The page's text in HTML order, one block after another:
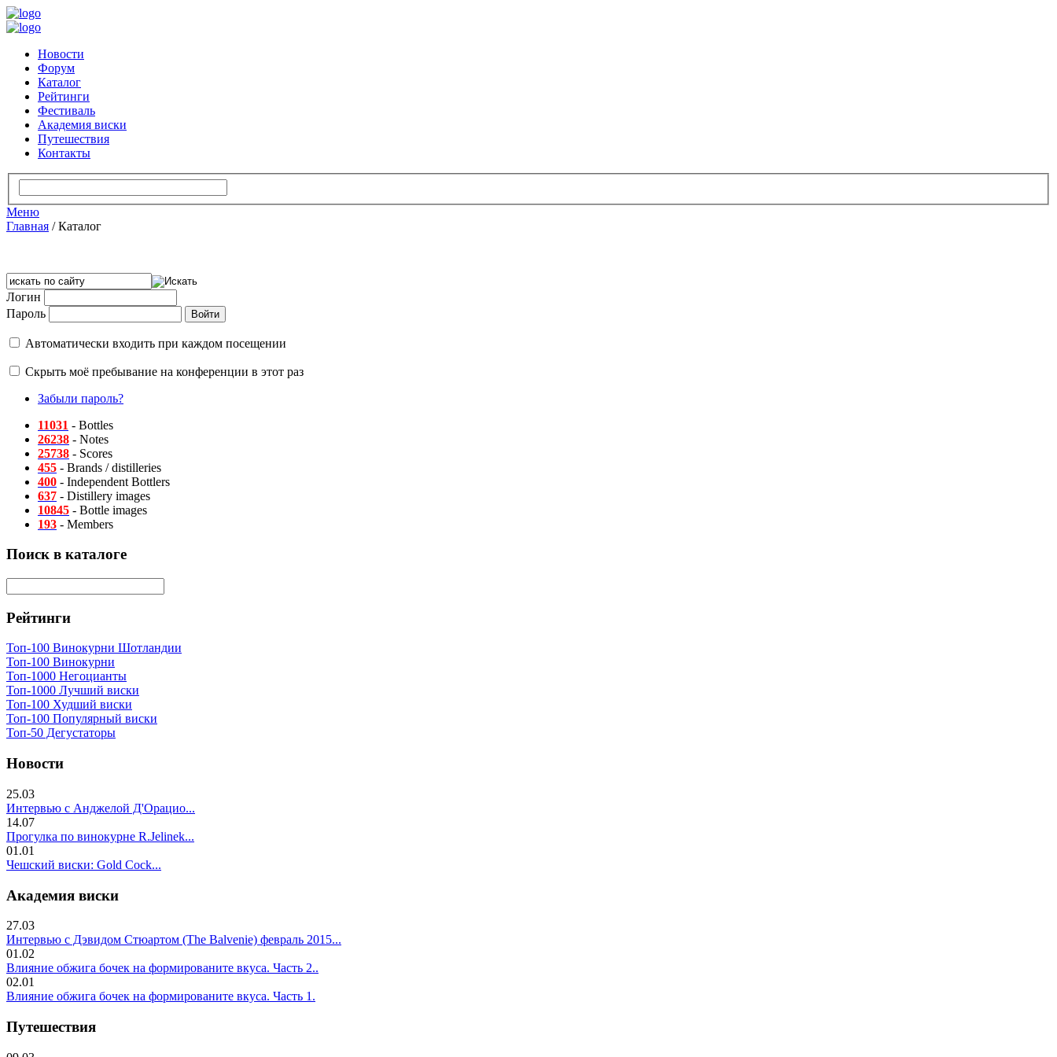
Новости
Форум
Каталог
Рейтинги
Фестиваль
Академия виски
Путешествия
Контакты
Меню
Главная /Каталог
Логин
Пароль
Автоматически входить при каждом посещении
Скрыть моё пребывание на конференции в этот раз
Забыли пароль?
11031 - Bottles
26238 - Notes
25738 - Scores
455 - Brands / distilleries
400 - Independent Bottlers
637 - Distillery images
10845 - Bottle images
193 - Members
Поиск в каталоге
Рейтинги
Топ-100 Винокурни Шотландии
Топ-100 Винокурни
Топ-1000 Негоцианты
Топ-1000 Лучший виски
Топ-100 Худший виски
Топ-100 Популярный виски
Топ-50 Дегустаторы
Новости
25.03
Интервью с Анджелой Д'Орацио...
14.07
Прогулка по винокурне R.Jelinek...
01.01
Чешский виски: Gold Cock...
Академия виски
27.03
Интервью с Дэвидом Стюартом (The Balvenie) февраль 2015...
01.02
Влияние обжига бочек на формированите вкуса. Часть 2..
02.01
Влияние обжига бочек на формированите вкуса. Часть 1.
Путешествия